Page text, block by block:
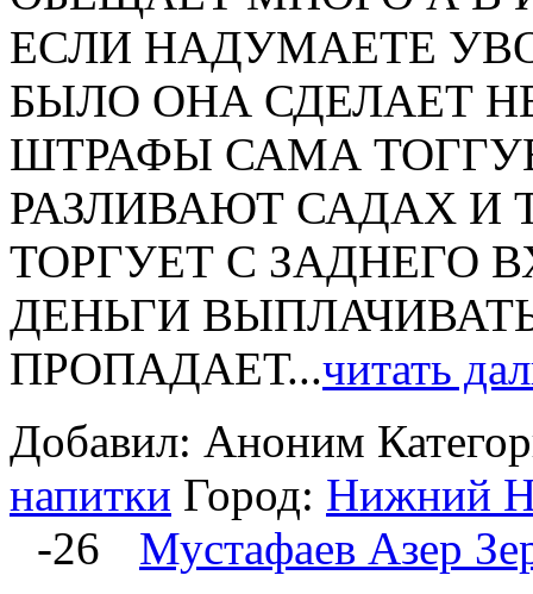
ЕСЛИ НАДУМАЕТЕ
БЫЛО ОНА СДЕЛАЕТ
ШТРАФЫ САМА
РАЗЛИВАЮТ САДАХ И
ТОРГУЕТ С ЗАДНЕГО
ДЕНЬГИ
ПРОПАДАЕТ...читать
Добавил: Аноним
напитки Город: Нижний
-26
Мустафаев Азер